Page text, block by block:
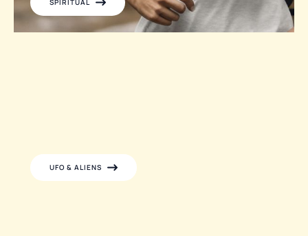
SPIRITUAL
UFO & ALIENS